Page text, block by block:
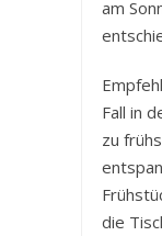
am
Fall in
zu
die